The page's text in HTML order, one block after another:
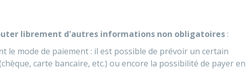
librement d'autres informations non obligatoires :
le mode de paiement : il est possible de prévoir un certain
carte bancaire, etc.) ou encore la possibilité de payer en